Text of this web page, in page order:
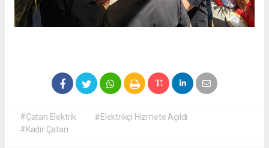
#Çatan Elektrik
#Elektrikçi Hizmete Açıldı
#Kadir Çatan